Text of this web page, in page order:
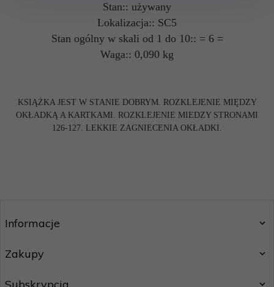
Stan:: używany
Lokalizacja:: SC5
Stan ogólny w skali od 1 do 10:: = 6 =
Waga:: 0,090 kg
KSIĄŻKA JEST W STANIE DOBRYM. ROZKLEJENIE MIĘDZY
OKŁADKĄ A KARTKAMI. ROZKLEJENIE MIEDZY STRONAMI
126-127. LEKKIE ZAGNIECENIA OKŁADKI.
Informacje
Zakupy